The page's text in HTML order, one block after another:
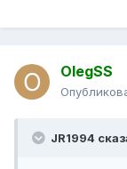
OlegSS
JR1994